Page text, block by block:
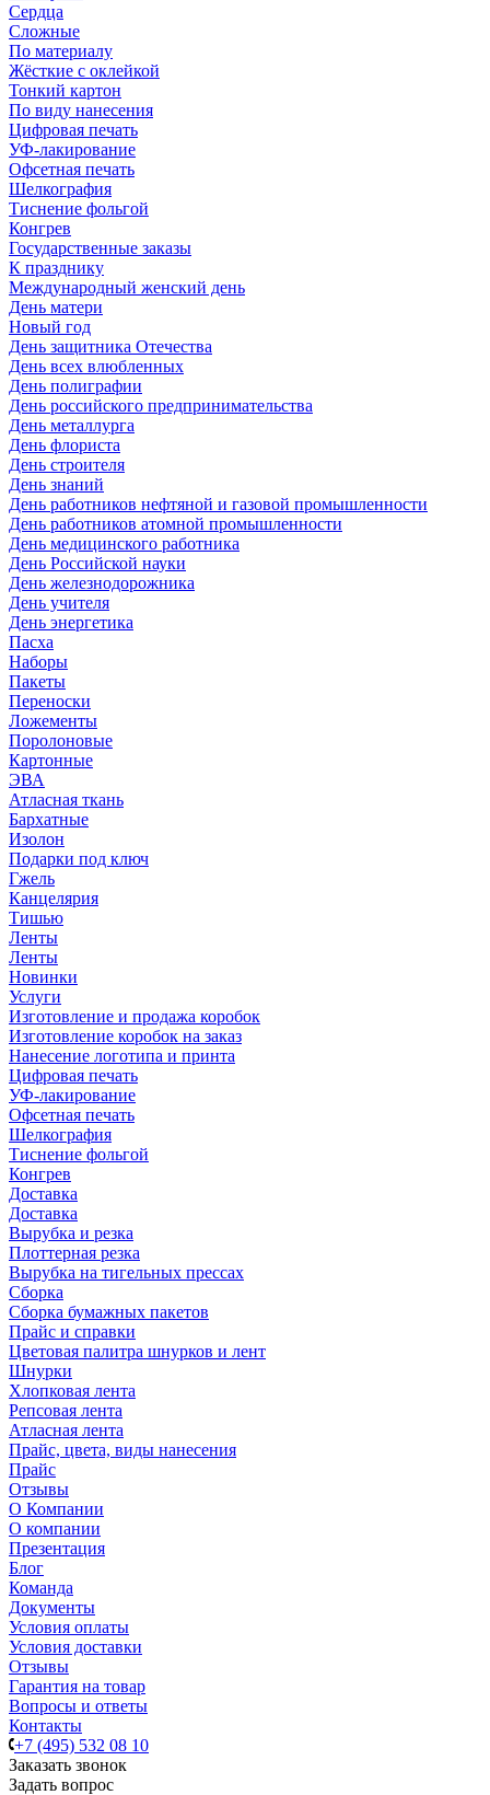
Сердца
Сложные
По материалу
Жёсткие с оклейкой
Тонкий картон
По виду нанесения
Цифровая печать
УФ-лакирование
Офсетная печать
Шелкография
Тиснение фольгой
Конгрев
Государственные заказы
К празднику
Международный женский день
День матери
Новый год
День защитника Отечества
День всех влюбленных
День полиграфии
День российского предпринимательства
День металлурга
День флориста
День строителя
День знаний
День работников нефтяной и газовой промышленности
День работников атомной промышленности
День медицинского работника
День Российской науки
День железнодорожника
День учителя
День энергетика
Пасха
Наборы
Пакеты
Переноски
Ложементы
Поролоновые
Картонные
ЭВА
Атласная ткань
Бархатные
Изолон
Подарки под ключ
Гжель
Канцелярия
Тишью
Ленты
Ленты
Новинки
Услуги
Изготовление и продажа коробок
Изготовление коробок на заказ
Нанесение логотипа и принта
Цифровая печать
УФ-лакирование
Офсетная печать
Шелкография
Тиснение фольгой
Конгрев
Доставка
Доставка
Вырубка и резка
Плоттерная резка
Вырубка на тигельных прессах
Сборка
Сборка бумажных пакетов
Прайс и справки
Цветовая палитра шнурков и лент
Шнурки
Хлопковая лента
Репсовая лента
Атласная лента
Прайс, цвета, виды нанесения
Прайс
Отзывы
О Компании
О компании
Презентация
Блог
Команда
Документы
Условия оплаты
Условия доставки
Отзывы
Гарантия на товар
Вопросы и ответы
Контакты
+7 (495) 532 08 10
Заказать звонок
Задать вопрос